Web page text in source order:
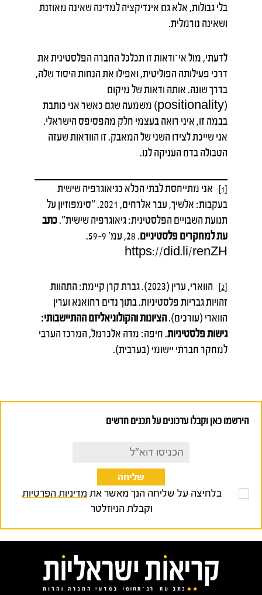
בלי גבולות, אלא גם אינדיקציה למדינה שאינה מאוזנת
ושאינה נורמלית.
לדעתי, מול אי־ודאות זו תכלכל החברה הפלסטינית את
דרכי פעילותה הפוליטית, ואפילו את הנחות היסוד שלה,
בדרך שונה. אותה ודאות של מיקום
(positionality) משמעה שגם כאשר אני כותבת
בבמה זו, איני רואה בעצמי חלק מהפסיפס הישראלי.
אני שייכת לצידו השני של המאבק. זו הוודאות שעזה
הטבולה בדם העניקה לנו.
[1]
אני מתייחסת לבתי הכלא כגיאוגרפיה שישית
בעקבות: אלשיך, עבר אלרחים, 2021. "סימפוזיון על
תנועת השבויים הפלסטינית: גיאוגרפיה שישית".כתב
עת למחקרים פלסטיניים
. 28, עמ' 59-9.
https://did.li/renZH
[2]
הווארי, ערין (2023). גברת קרן קיימת: התהוות
זהויות גבריות פלסטיניות. בתוך נדים רחואנא וערין
הווארי (עורכים).הציונות והקולוניאליזם ההתיישבותי:
גישות פלסטיניות. חיפה: מדה אלכרמל, המרכז הערבי
למחקר חברתי יישומי (בערבית).
הירשמו כאן וקבלו עדכונים על תכנים חדשים
בלחיצה על שליחה הנך מאשר את מדיניות הפרטיות
וקבלת הניוזלטר